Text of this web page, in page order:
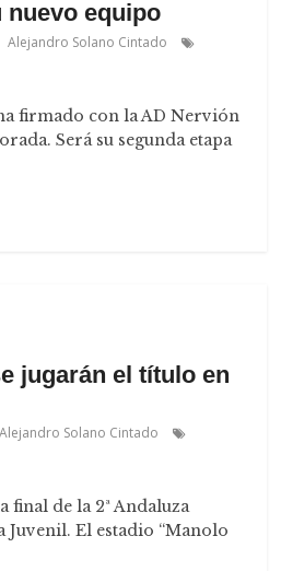
nuevo equipo
Alejandro Solano Cintado
firmado con la AD Nervión
Será su segunda etapa
jugarán el título en
Alejandro Solano Cintado
final de la 2ª Andaluza
Juvenil. El estadio “Manolo